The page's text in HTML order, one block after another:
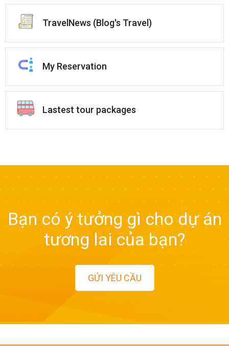
TravelNews (Blog's Travel)
My Reservation
Lastest tour packages
Bạn có ý tưởng gì cho dự án
tương lai của bạn?
GỬI YÊU CẦU